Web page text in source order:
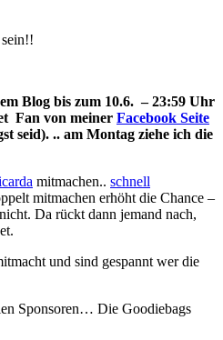
Blog bis zum 10.6. – 23:59 Uhr
Fan von meiner Facebook Seite
seid). .. am Montag ziehe ich die
mitmachen.. schnell
mitmachen erhöht die Chance –
Da rückt dann jemand nach,
und sind gespannt wer die
Sponsoren… Die Goodiebags